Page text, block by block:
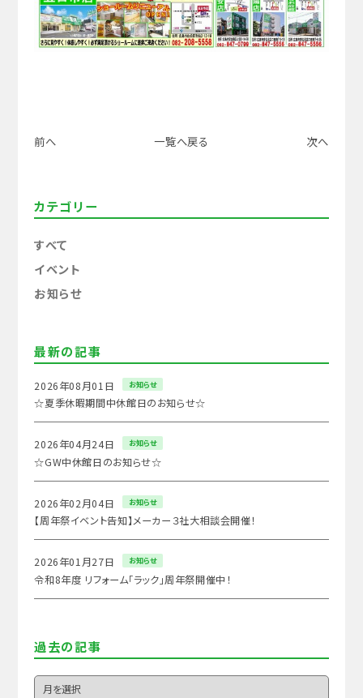
前へ 一覧へ戻る 次へ
カテゴリー
すべて
イベント
お知らせ
最新の記事
2026年08月01日 お知らせ
☆夏季休暇期間中休館日のお知らせ☆
2026年04月24日 お知らせ
☆GW中休館日のお知らせ☆
2026年02月04日 お知らせ
【周年祭イベント告知】メーカー３社大相談会開催！
2026年01月27日 お知らせ
令和8年度 リフォーム「ラック」周年祭開催中！
過去の記事